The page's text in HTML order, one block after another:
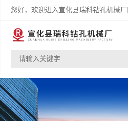
您好，欢迎进入宣化县瑞科钻孔机械厂